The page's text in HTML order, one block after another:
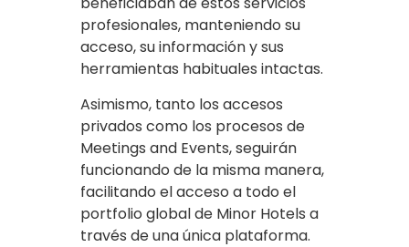
profesionales, manteniendo su
acceso, su información y sus
herramientas habituales intactas.
Asimismo, tanto los accesos
privados como los procesos de
Meetings and Events, seguirán
funcionando de la misma manera,
facilitando el acceso a todo el
portfolio global de Minor Hotels a
través de una única plataforma.